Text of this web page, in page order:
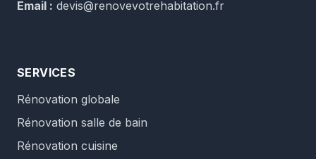
Email : devis@renovevotrehabitation.fr
SERVICES
Rénovation globale
Rénovation salle de bain
Rénovation cuisine